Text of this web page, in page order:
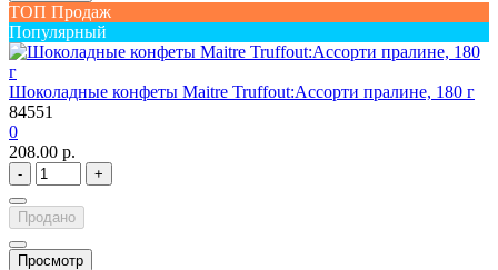
ТОП Продаж
Популярный
Шоколадные конфеты Maitre Truffout:Ассорти пралине, 180 г
84551
0
208.00 р.
- +
Продано
Просмотр